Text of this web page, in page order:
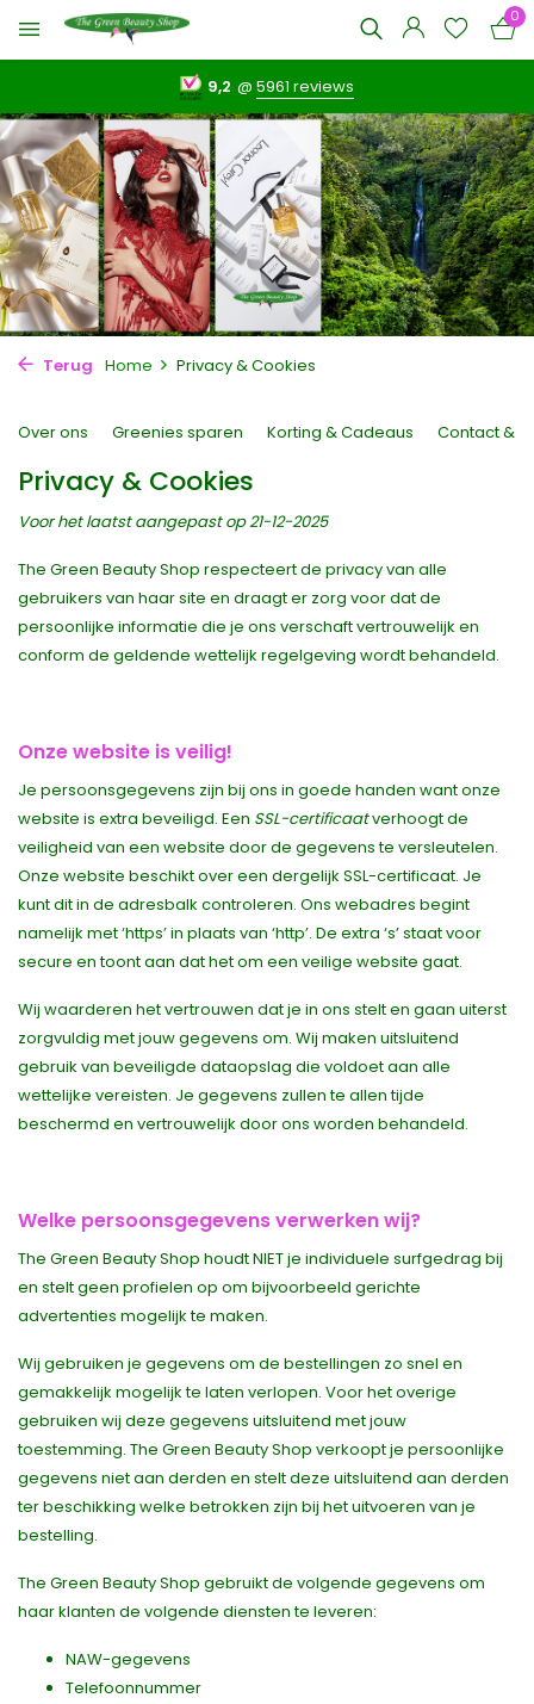
0
9,2 @5961 reviews
Terug Home Privacy & Cookies
Over ons Greenies sparen Korting & Cadeaus Contact &
Privacy & Cookies
Voor het laatst aangepast op 21-12-2025
The Green Beauty Shop respecteert de privacy van alle
gebruikers van haar site en draagt er zorg voor dat de
persoonlijke informatie die je ons verschaft vertrouwelijk en
conform de geldende wettelijk regelgeving wordt behandeld.
Onze website is veilig!
Je persoonsgegevens zijn bij ons in goede handen want onze
website is extra beveiligd. Een SSL-certificaatverhoogt de
veiligheid van een website door de gegevens te versleutelen.
Onze website beschikt over een dergelijk SSL-certificaat. Je
kunt dit in de adresbalk controleren. Ons webadres begint
namelijk met ‘https’ in plaats van ‘http’. De extra ‘s’ staat voor
secure en toont aan dat het om een veilige website gaat.
Wij waarderen het vertrouwen dat je in ons stelt en gaan uiterst
zorgvuldig met jouw gegevens om. Wij maken uitsluitend
gebruik van beveiligde dataopslag die voldoet aan alle
wettelijke vereisten. Je gegevens zullen te allen tijde
beschermd en vertrouwelijk door ons worden behandeld.
Welke persoonsgegevens verwerken wij?
The Green Beauty Shop houdt NIET je individuele surfgedrag bij
en stelt geen profielen op om bijvoorbeeld gerichte
advertenties mogelijk te maken.
Wij gebruiken je gegevens om de bestellingen zo snel en
gemakkelijk mogelijk te laten verlopen. Voor het overige
gebruiken wij deze gegevens uitsluitend met jouw
toestemming. The Green Beauty Shop verkoopt je persoonlijke
gegevens niet aan derden en stelt deze uitsluitend aan derden
ter beschikking welke betrokken zijn bij het uitvoeren van je
bestelling.
The Green Beauty Shop gebruikt de volgende gegevens om
haar klanten de volgende diensten te leveren:
NAW-gegevens
Telefoonnummer